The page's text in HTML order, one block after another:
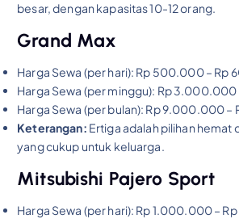
besar, dengan kapasitas 10-12 orang.
Grand Max
Harga Sewa (per hari): Rp 500.000 – Rp
Harga Sewa (per minggu): Rp
Harga Sewa (per bulan): Rp 9.000.000 –
Keterangan: Ertiga adalah pilihan hemat
yang cukup untuk keluarga.
Mitsubishi Pajero Sport
Harga Sewa (per hari): Rp 1.000.000 –